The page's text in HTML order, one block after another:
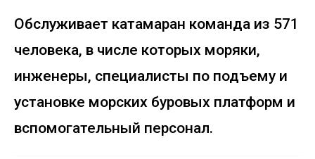
Обслуживает катамаран команда из 571
человека, в числе которых моряки,
инженеры, специалисты по подъему и
установке морских буровых платформ и
вспомогательный персонал.